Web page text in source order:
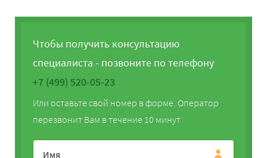
Чтобы получить консультацию
специалиста - позвоните по телефону
+7 (499) 520-05-23
Или оставьте свой номер в форме. Оператор
перезвонит Вам в течение 10 минут.